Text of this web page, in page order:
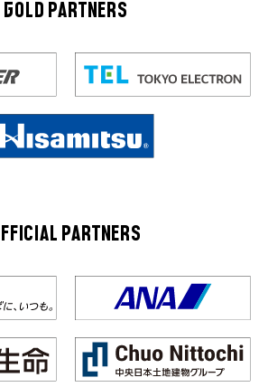
GOLD PARTNERS
PARTNERS